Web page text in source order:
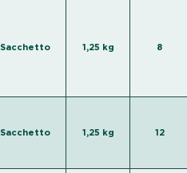
Sacchetto 1,25 kg 8
Sacchetto 1,25 kg 12